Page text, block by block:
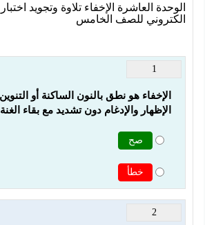
الوحدة العاشرة الإخفاء تلاوة وتجويد اختبار
الكتروني للصف الخامس
1
الإظهار والإدغام دون تشديد مع بقاء الغنة
صح
خطأ
2